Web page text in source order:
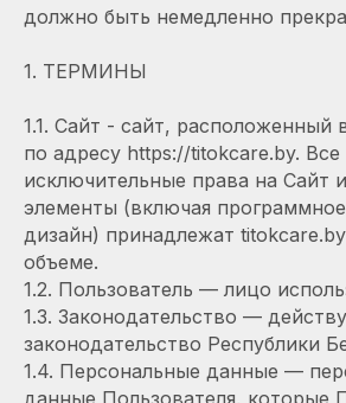
должно быть немедленно
1. ТЕРМИНЫ
1.1. Сайт - сайт, расположенный
по адресу https://titokcare.by. Все
исключительные права на Сайт
элементы (включая
дизайн) принадлежат
объеме.
1.2. Пользователь — лицо
1.3. Законодательство —
законодательство Республики
1.4. Персональные данные —
данные Пользователя, которые